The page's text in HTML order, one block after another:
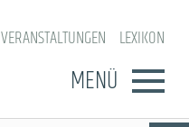
VERANSTALTUNGEN LEXIKON
MENÜ